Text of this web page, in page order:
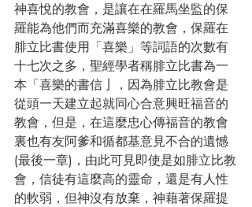
神喜悅的教會，是讓在在羅馬坐監的保
羅能為他們而充滿喜樂的教會，保羅在
腓立比書使用「喜樂」等詞語的次數有
十七次之多，聖經學者稱腓立比書為一
本「喜樂的書信亅，因為腓立比教會是
從頭一天建立起就同心合意興旺福音的
教會，但是，在這麼忠心傳福音的教會
裏也有友阿爹和循都基意見不合的遺憾
(最後一章)，由此可見即使是如腓立比教
會，信徒有這麼高的靈命，還是有人性
的軟弱，但神沒有放棄，神藉著保羅提